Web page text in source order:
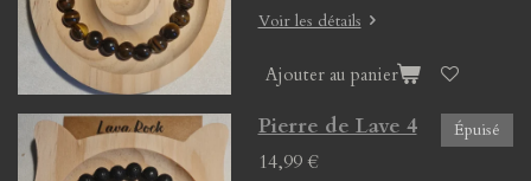
Voir les détails
Ajouter au panier
Épuisé
Pierre de Lave 4
14,99 €